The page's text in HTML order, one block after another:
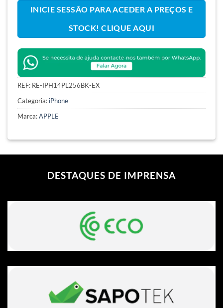
INICIE SESSÃO PARA ACEDER A PREÇOS E
STOCK! CLIQUE AQUI
REF: RE-IPH14PL256BK-EX
Categoria: iPhone
Marca:APPLE
DESTAQUES DE IMPRENSA